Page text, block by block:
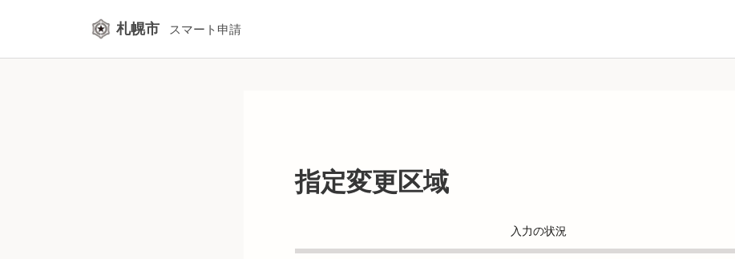
札幌市 スマート申請
指定変更区域
入力の状況